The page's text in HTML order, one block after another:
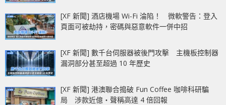
[XF 新聞] 酒店機場 Wi-Fi 淪陷！ 微軟警告：登入
頁面可被劫持，密碼與惡意軟件一併中招
[XF 新聞] 數千台伺服器被後門攻擊 主機板控制器
漏洞部分甚至超過 10 年歷史
[XF 新聞] 港澳聯合搗破 Fun Coffee 咖啡科研騙
局 涉款近億‧聲稱高達 4 倍回報